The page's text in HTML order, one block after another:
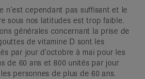
n’est cependant pas suffisant et le
sous nos latitudes est trop faible.
générales concernant la prise de
de vitamine D sont les
par jour d’octobre à mai pour les
de 60 ans et 800 unités par jour
personnes de plus de 60 ans.